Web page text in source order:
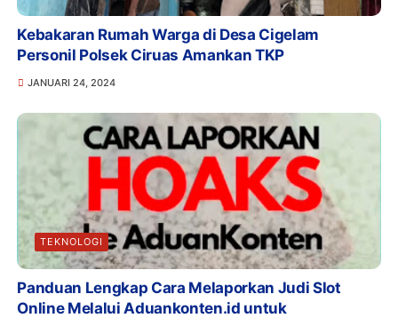
Kebakaran Rumah Warga di Desa Cigelam
Personil Polsek Ciruas Amankan TKP
JANUARI 24, 2024
TEKNOLOGI
Panduan Lengkap Cara Melaporkan Judi Slot
Online Melalui Aduankonten.id untuk